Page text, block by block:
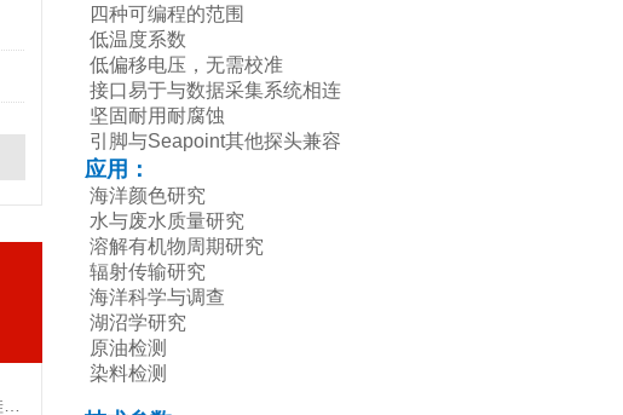
营养盐分析到底测什么？氮、磷、硅一次讲清，水质监测入门必看！
四种可编程的范围
低温度系数
低偏移电压，无需校准
接口易于与数据采集系统相连
坚固耐用耐腐蚀
引脚与Seapoint其他探头兼容
应用：
海洋颜色研究
水与废水质量研究
溶解有机物周期研究
辐射传输研究
海洋科学与调查
湖沼学研究
原油检测
染料检测